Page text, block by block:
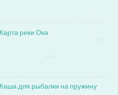
Карта реки Ока
Каша для рыбалки на пружину